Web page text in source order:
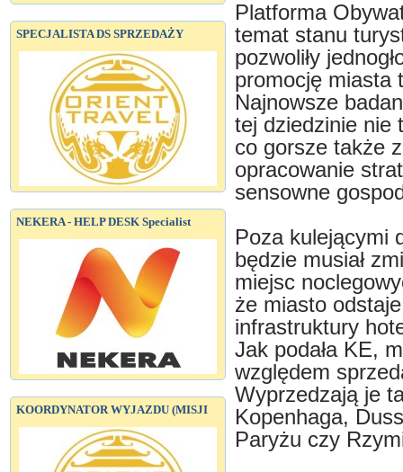
SPECJALISTA DS SPRZEDAŻY
NEKERA - HELP DESK Specialist
KOORDYNATOR WYJAZDU (MISJI
Platforma
temat stanu
pozwoliły
promocję miasta
Najnowsze
tej dziedzinie nie
co gorsze także
opracowanie
sensowne
Poza kulejącymi
będzie musiał
miejsc
że miasto
infrastruktury
Jak podała KE,
względem
Wyprzedzają je
Kopenhaga,
Paryżu czy